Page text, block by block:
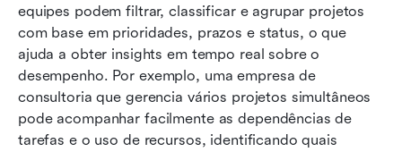
equipes podem filtrar, classificar e agrupar projetos
com base em prioridades, prazos e status, o que
ajuda a obter insights em tempo real sobre o
desempenho. Por exemplo, uma empresa de
consultoria que gerencia vários projetos simultâneos
pode acompanhar facilmente as dependências de
tarefas e o uso de recursos, identificando quais